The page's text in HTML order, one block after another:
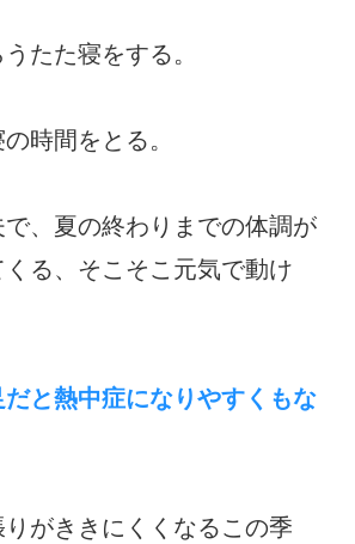
たた寝をする。
時間をとる。
、夏の終わりまでの体調が
る、そこそこ元気で動け
だと熱中症になりやすくもな
がききにくくなるこの季